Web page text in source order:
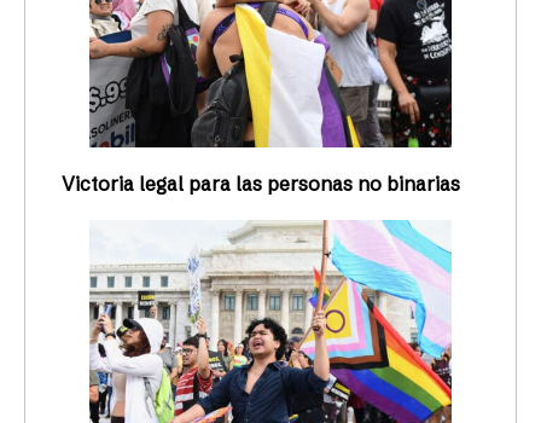
Victoria legal para las personas no binarias